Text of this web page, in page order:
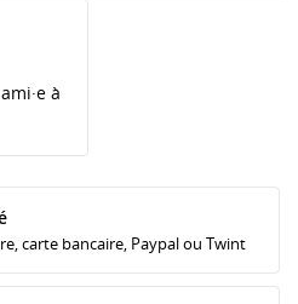
à
carte bancaire, Paypal ou Twint